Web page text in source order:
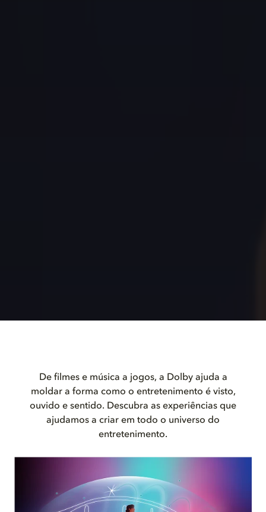
De filmes e música a jogos, a Dolby ajuda a
moldar a forma como o entretenimento é visto,
ouvido e sentido. Descubra as experiências que
ajudamos a criar em todo o universo do
entretenimento.